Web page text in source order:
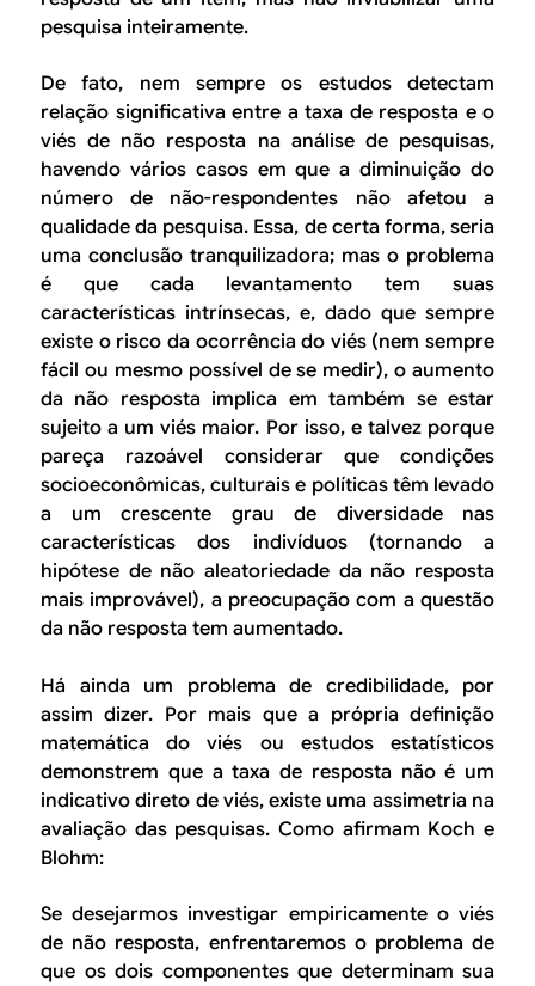
pesquisa inteiramente.
De fato, nem sempre os estudos detectam
relação significativa entre a taxa de resposta e o
viés de não resposta na análise de pesquisas,
havendo vários casos em que a diminuição do
número de não-respondentes não afetou a
qualidade da pesquisa. Essa, de certa forma, seria
uma conclusão tranquilizadora; mas o problema
é que cada levantamento tem suas
características intrínsecas, e, dado que sempre
existe o risco da ocorrência do viés (nem sempre
fácil ou mesmo possível de se medir), o aumento
da não resposta implica em também se estar
sujeito a um viés maior. Por isso, e talvez porque
pareça razoável considerar que condições
socioeconômicas, culturais e políticas têm levado
a um crescente grau de diversidade nas
características dos indivíduos (tornando a
hipótese de não aleatoriedade da não resposta
mais improvável), a preocupação com a questão
da não resposta tem aumentado.
Há ainda um problema de credibilidade, por
assim dizer. Por mais que a própria definição
matemática do viés ou estudos estatísticos
demonstrem que a taxa de resposta não é um
indicativo direto de viés, existe uma assimetria na
avaliação das pesquisas. Como afirmam Koch e
Blohm:
Se desejarmos investigar empiricamente o viés
de não resposta, enfrentaremos o problema de
que os dois componentes que determinam sua